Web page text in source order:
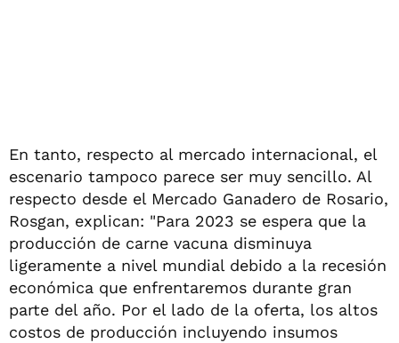
En tanto, respecto al mercado internacional, el
escenario tampoco parece ser muy sencillo. Al
respecto desde el Mercado Ganadero de Rosario,
Rosgan, explican: "Para 2023 se espera que la
producción de carne vacuna disminuya
ligeramente a nivel mundial debido a la recesión
económica que enfrentaremos durante gran
parte del año. Por el lado de la oferta, los altos
costos de producción incluyendo insumos